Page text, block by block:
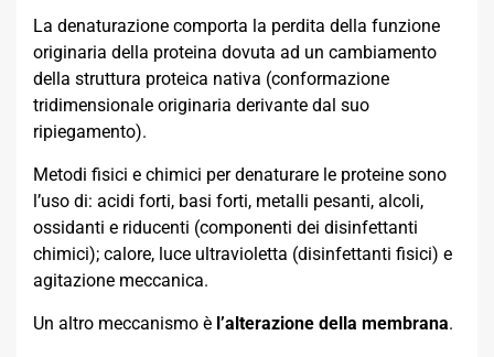
La denaturazione comporta la perdita della funzione
originaria della proteina dovuta ad un cambiamento
della struttura proteica nativa (conformazione
tridimensionale originaria derivante dal suo
ripiegamento).
Metodi fisici e chimici per denaturare le proteine sono
l’uso di: acidi forti, basi forti, metalli pesanti, alcoli,
ossidanti e riducenti (componenti dei disinfettanti
chimici); calore, luce ultravioletta (disinfettanti fisici) e
agitazione meccanica.
Un altro meccanismo è l’alterazione della membrana.